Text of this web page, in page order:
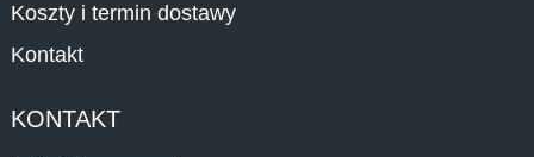
Koszty i termin dostawy
Kontakt
KONTAKT